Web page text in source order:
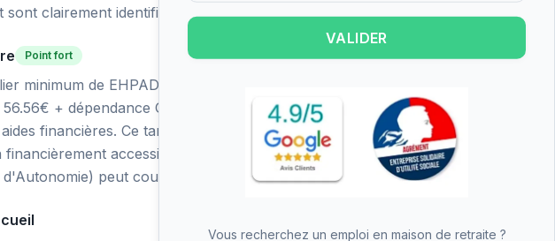
sont clairement identifiés dans les critères les mieux notés.
Point fort
minimum de EHPAD de Précy-sous-Thil est de 62.68€/jour
+ dépendance GIR 5/6 6.12€), soit environ 1912€ par mois avant
financières. Ce tarif est inférieur à la moyenne nationale, ce qui en
accessible dans le Côte-d'Or. L'APA (Allocation
peut couvrir une partie significative du tarif dépendance.
VALIDER
Vous recherchez un emploi en maison de retraite ?